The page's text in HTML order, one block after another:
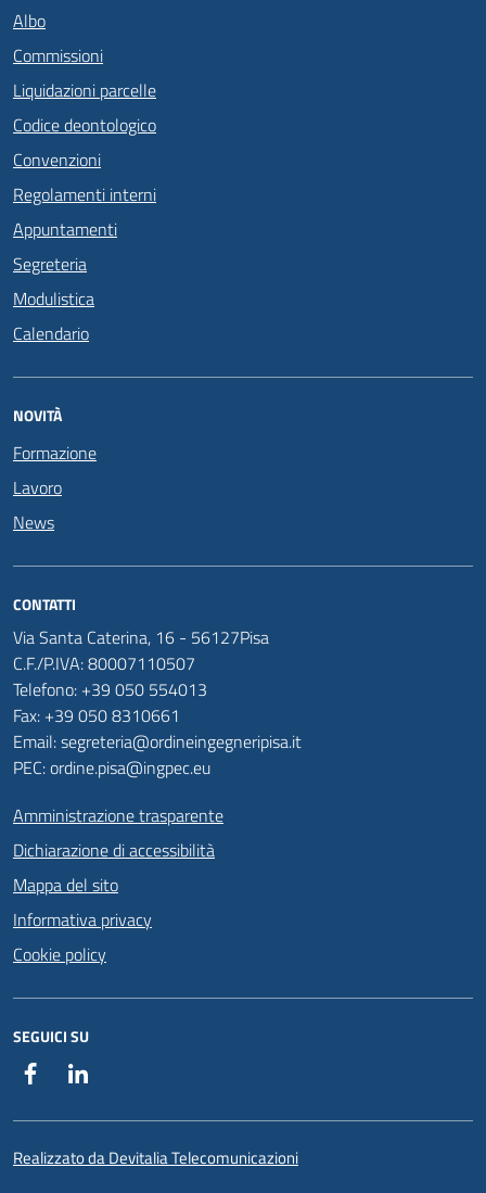
Albo
Commissioni
Liquidazioni parcelle
Codice deontologico
Convenzioni
Regolamenti interni
Appuntamenti
Segreteria
Modulistica
Calendario
NOVITÀ
Formazione
Lavoro
News
CONTATTI
Via Santa Caterina, 16 - 56127Pisa
C.F./P.IVA: 80007110507
Telefono: +39 050 554013
Fax: +39 050 8310661
Email: segreteria@ordineingegneripisa.it
PEC: ordine.pisa@ingpec.eu
Amministrazione trasparente
Dichiarazione di accessibilità
Mappa del sito
Informativa privacy
Cookie policy
SEGUICI SU
Facebook
Realizzato da Devitalia Telecomunicazioni